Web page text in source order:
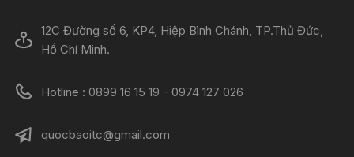
12C Đường số 6, KP4, Hiệp Bình Chánh, TP.Thủ Đức,
Hồ Chí Minh.
Hotline : 0899 16 15 19 - 0974 127 026
quocbaoitc@gmail.com